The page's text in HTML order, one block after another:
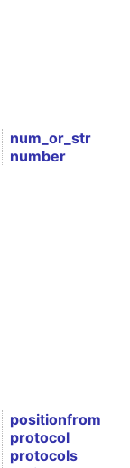
num_or_str
number
positionfrom
protocol
protocols